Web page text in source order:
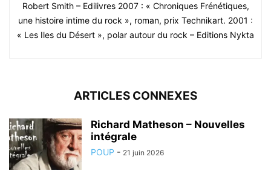
Robert Smith – Edilivres 2007 : « Chroniques Frénétiques,
une histoire intime du rock », roman, prix Technikart. 2001 :
« Les Iles du Désert », polar autour du rock – Editions Nykta
ARTICLES CONNEXES
Richard Matheson – Nouvelles
intégrale
POUP - 21 juin 2026